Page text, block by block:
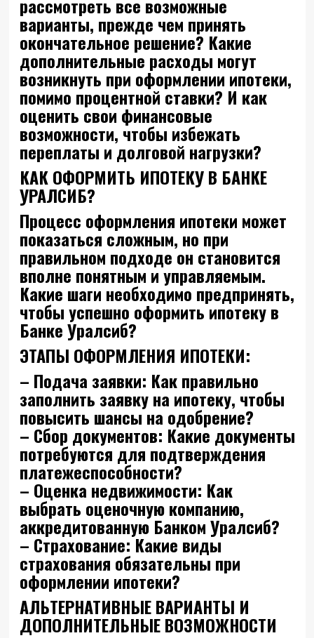
рассмотреть все возможные
варианты, прежде чем принять
окончательное решение? Какие
дополнительные расходы могут
возникнуть при оформлении ипотеки,
помимо процентной ставки? И как
оценить свои финансовые
возможности, чтобы избежать
переплаты и долговой нагрузки?
КАК ОФОРМИТЬ ИПОТЕКУ В БАНКЕ
УРАЛСИБ?
Процесс оформления ипотеки может
показаться сложным, но при
правильном подходе он становится
вполне понятным и управляемым.
Какие шаги необходимо предпринять,
чтобы успешно оформить ипотеку в
Банке Уралсиб?
ЭТАПЫ ОФОРМЛЕНИЯ ИПОТЕКИ:
– Подача заявки: Как правильно
заполнить заявку на ипотеку, чтобы
повысить шансы на одобрение?
– Сбор документов: Какие документы
потребуются для подтверждения
платежеспособности?
– Оценка недвижимости: Как
выбрать оценочную компанию,
аккредитованную Банком Уралсиб?
– Страхование: Какие виды
страхования обязательны при
оформлении ипотеки?
АЛЬТЕРНАТИВНЫЕ ВАРИАНТЫ И
ДОПОЛНИТЕЛЬНЫЕ ВОЗМОЖНОСТИ